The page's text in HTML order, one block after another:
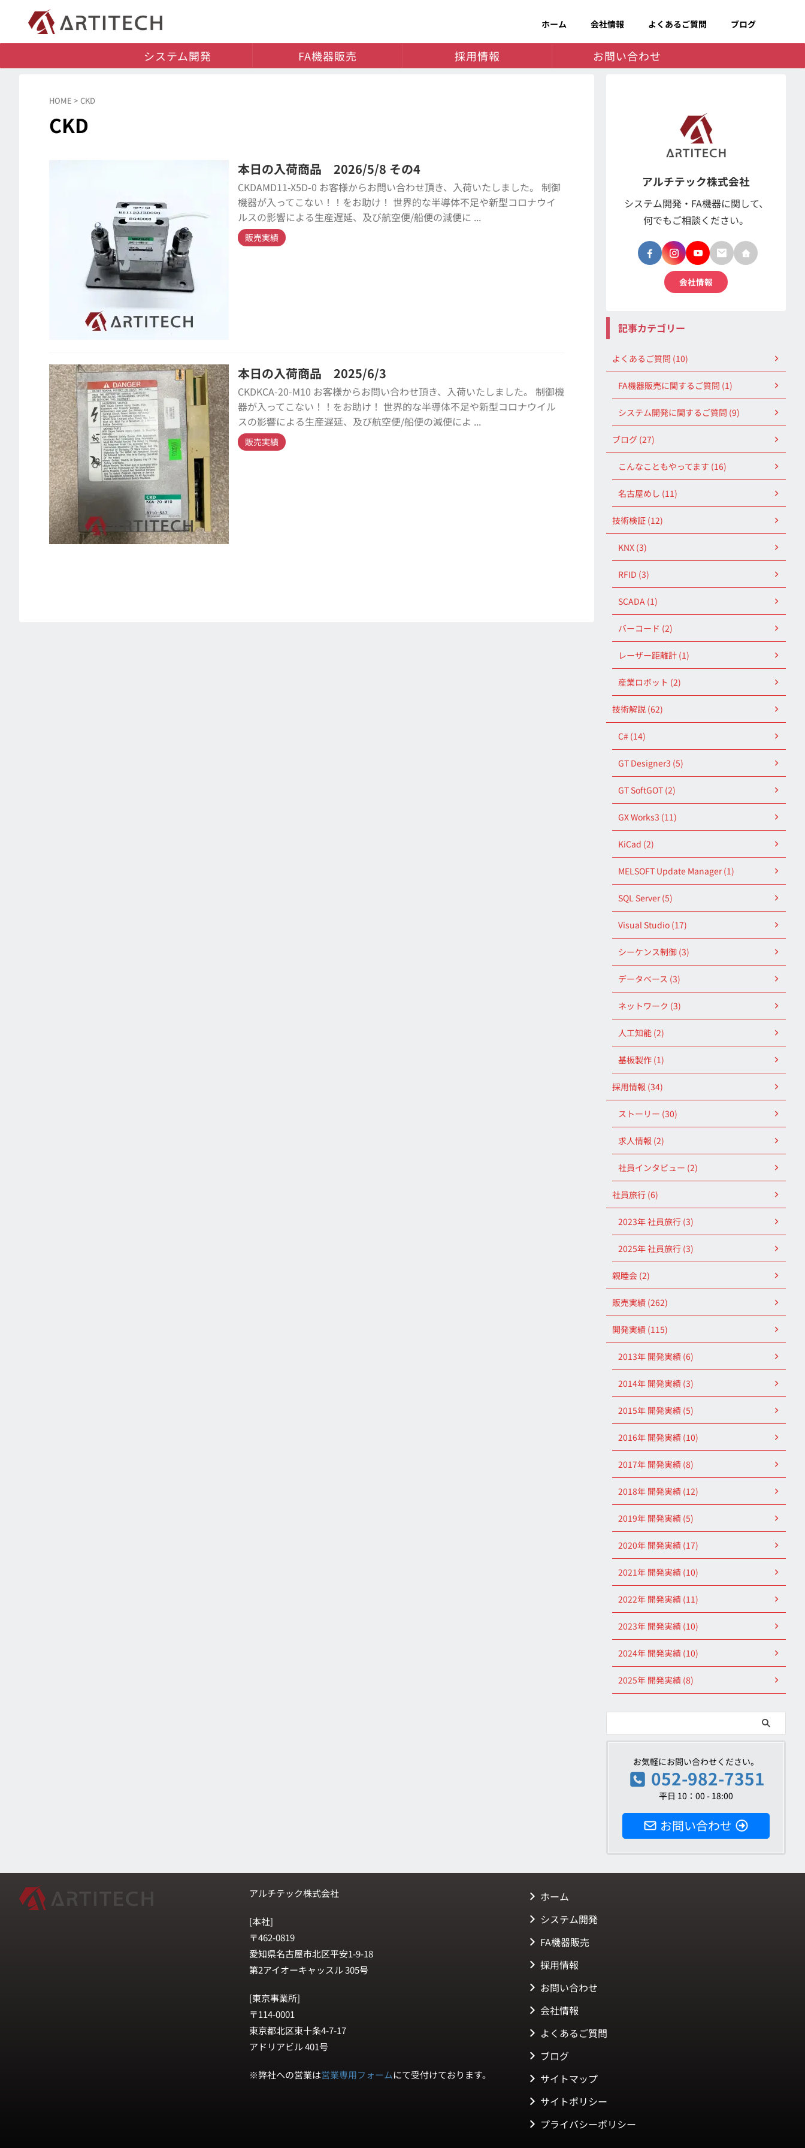
ホーム 会社情報 よくあるご質問 ブログ
システム開発 FA機器販売 採用情報 お問い合わせ
HOME > CKD
CKD
本日の入荷商品 2026/5/8 その4
CKDAMD11-X5D-0 お客様からお問い合わせ頂き、入荷いたしました。 制御
機器が入ってこない！！をお助け！ 世界的な半導体不足や新型コロナウイ
ルスの影響による生産遅延、及び航空便/船便の減便に ...
販売実績
本日の入荷商品 2025/6/3
CKDKCA-20-M10 お客様からお問い合わせ頂き、入荷いたしました。 制御機
器が入ってこない！！をお助け！ 世界的な半導体不足や新型コロナウイル
スの影響による生産遅延、及び航空便/船便の減便によ ...
販売実績
アルチテック株式会社
システム開発・FA機器に関して、
何でもご相談ください。
会社情報
記事カテゴリー
よくあるご質問 (10)
FA機器販売に関するご質問 (1)
システム開発に関するご質問 (9)
ブログ (27)
こんなこともやってます (16)
名古屋めし (11)
技術検証 (12)
KNX (3)
RFID (3)
SCADA (1)
バーコード (2)
レーザー距離計 (1)
産業ロボット (2)
技術解説 (62)
C# (14)
GT Designer3 (5)
GT SoftGOT (2)
GX Works3 (11)
KiCad (2)
MELSOFT Update Manager (1)
SQL Server (5)
Visual Studio (17)
シーケンス制御 (3)
データベース (3)
ネットワーク (3)
人工知能 (2)
基板製作 (1)
採用情報 (34)
ストーリー (30)
求人情報 (2)
社員インタビュー (2)
社員旅行 (6)
2023年 社員旅行 (3)
2025年 社員旅行 (3)
親睦会 (2)
販売実績 (262)
開発実績 (115)
2013年 開発実績 (6)
2014年 開発実績 (3)
2015年 開発実績 (5)
2016年 開発実績 (10)
2017年 開発実績 (8)
2018年 開発実績 (12)
2019年 開発実績 (5)
2020年 開発実績 (17)
2021年 開発実績 (10)
2022年 開発実績 (11)
2023年 開発実績 (10)
2024年 開発実績 (10)
2025年 開発実績 (8)
お気軽にお問い合わせください。
052-982-7351
平日 10：00 - 18:00
お問い合わせ
アルチテック株式会社
[本社]
〒462-0819
愛知県名古屋市北区平安1-9-18
第2アイオーキャッスル 305号
[東京事業所]
〒114-0001
東京都北区東十条4-7-17
アドリアビル 401号
※弊社への営業は営業専用フォームにて受付けております。
ホーム
システム開発
FA機器販売
採用情報
お問い合わせ
会社情報
よくあるご質問
ブログ
サイトマップ
サイトポリシー
プライバシーポリシー